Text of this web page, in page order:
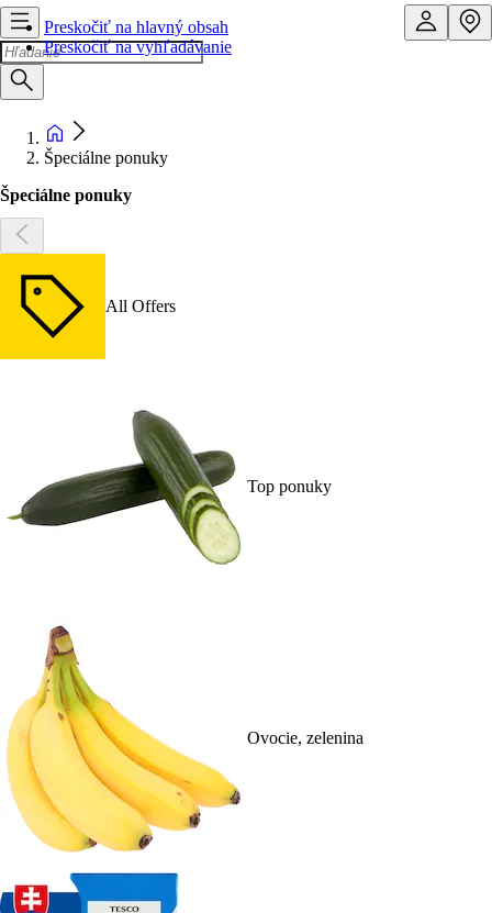
Preskočiť na hlavný obsah
Preskočiť na vyhľadávanie
Špeciálne ponuky
Špeciálne ponuky
All Offers
Top ponuky
Ovocie, zelenina